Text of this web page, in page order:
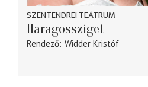
SZENTENDREI TEÁTRUM
Haragossziget
Rendező Widder Kristóf